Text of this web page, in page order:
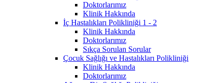
Doktorlarımız
Klinik Hakkında
İç Hastalıkları Polikliniği 1 - 2
Klinik Hakkında
Doktorlarımız
Sıkça Sorulan Sorular
Çocuk Sağlığı ve Hastalıkları Polikliniği
Klinik Hakkında
Doktorlarımız